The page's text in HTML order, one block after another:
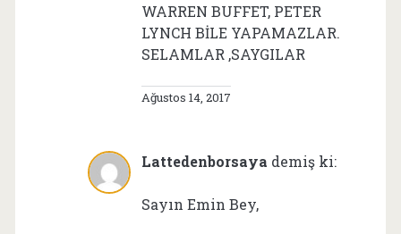
WARREN BUFFET, PETER
LYNCH BİLE YAPAMAZLAR.
SELAMLAR ,SAYGILAR
Ağustos 14, 2017
Lattedenborsaya demiş ki:
Sayın Emin Bey,